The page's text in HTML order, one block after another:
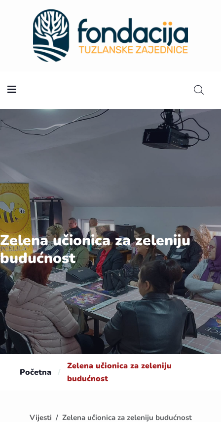
Početna
Zelena učionica za zeleniju
budućnost
Početna /
Zelena učionica za zeleniju
budućnost
Vijesti Zelena učionica za zeleniju budućnost